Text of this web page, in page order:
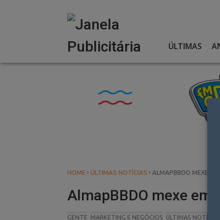
ÚLTIMAS
HOME › ÚLTIMAS NOTÍCIAS › ALMAPBBDO MEXE EM
AlmapBBDO mexe em
GENTE MARKETING E NEGÓCIOS ÚLTIMAS NOTÍCIAS